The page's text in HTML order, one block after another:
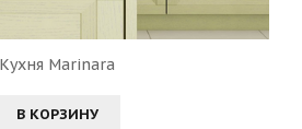
Кухня Marinara
В КОРЗИНУ